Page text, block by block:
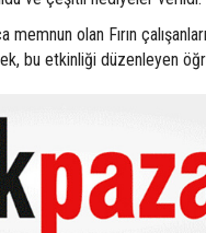
memnun olan Fırın
bu etkinliği düzenleyen